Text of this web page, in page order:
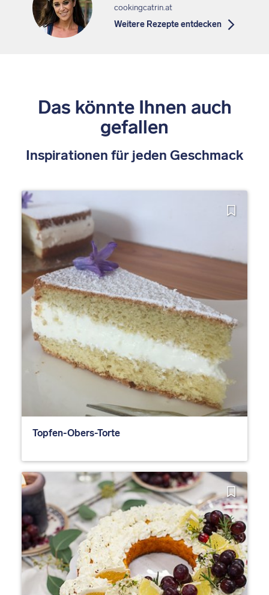
cookingcatrin.at
Weitere Rezepte entdecken
Das könnte Ihnen auch
gefallen
Inspirationen für jeden Geschmack
Topfen-Obers-Torte